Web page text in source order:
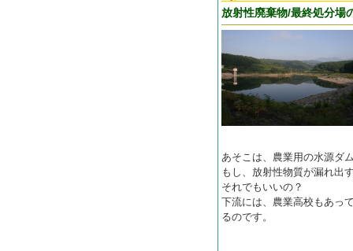
放射性廃棄物/最終処分場
あそこは、農業用の水源ダ
もし、放射性物質が漏れ出
それでもいいの？
下流には、農業高校もあっ
るのです。